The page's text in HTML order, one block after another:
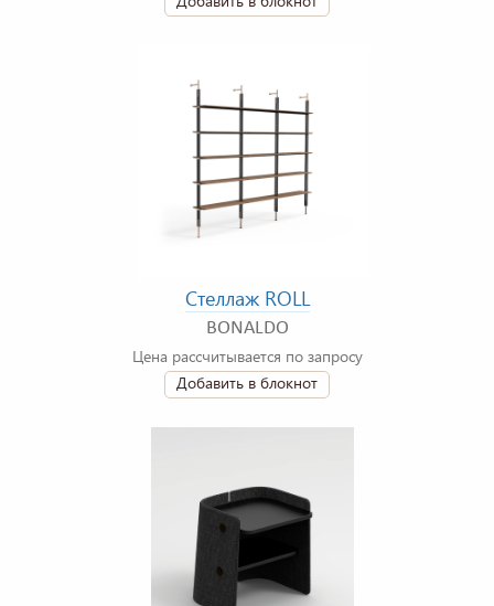
Стеллаж ROLL
BONALDO
Цена рассчитывается по запросу
Добавить в блокнот